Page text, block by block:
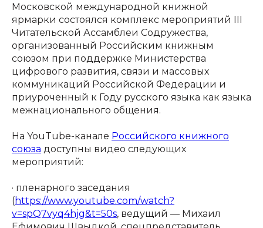
Московской международной книжной
ярмарки состоялся комплекс мероприятий III
Читательской Ассамблеи Содружества,
организованный Российским книжным
союзом при поддержке Министерства
цифрового развития, связи и массовых
коммуникаций Российской Федерации и
приуроченный к Году русского языка как языка
межнационального общения.
На YouTube-канале Российского книжного
союза доступны видео следующих
мероприятий:
· пленарного заседания
(https://www.youtube.com/watch?
v=spQ7vyq4hjg&t=50s, ведущий — Михаил